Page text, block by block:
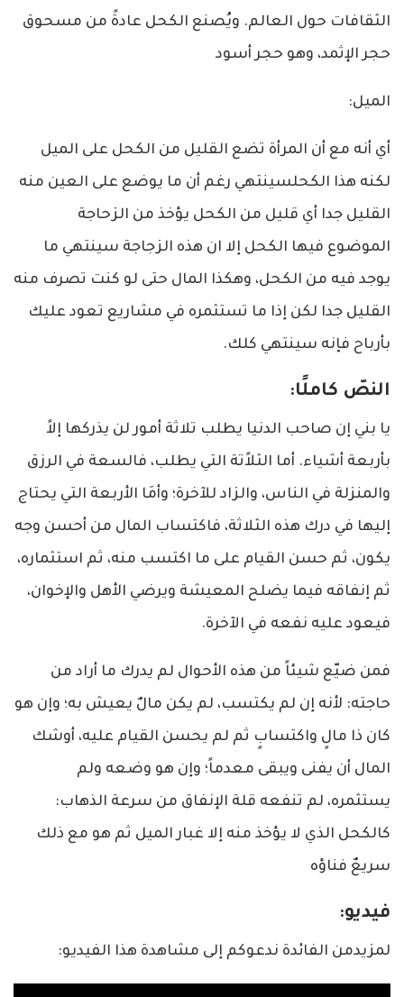
الثقافات حول العالم. ويُصنع الكحل عادةً من مسحوق
حجر الإثمد، وهو حجر أسود
الميل:
أي أنه مع أن المرأة تضع القليل من الكحل على الميل
لكنه هذا الكحلسينتهي رغم أن ما يوضع على العين منه
القليل جدا أي قليل من الكحل يؤخذ من الزحاجة
الموضوع فيها الكحل إلا ان هذه الزجاجة سينتهي ما
يوجد فيه من الكحل، وهكذا المال حتى لو كنت تصرف منه
القليل جدا لكن إذا ما تستثمره في مشاريع تعود عليك
بأرباح فإنه سينتهي كلك.
النصّ كاملًا:
يا بني إن صاحب الدنيا يطلب تلاثة أمور لن يذركها إ لا
بأربعة أشياء. أما الثلاًتة التي يطلب، فالسعة في الرزق
والمنزلة في الناس، والزاد للآخرة؛ وأمَا الأربعة التي يحتاج
إليها في درك هذه الثلاثة، فاكتساب المال من أحسن وجه
يكون، ثم حسن القيام على ما اكتسب منه، ثم استثماره،
ثم إنفاقه فيما يضلح المعيشة ويرضي الأهل والإخوان،
فيعود عليه نفعه في ا لآخرة.
فمن ضيّع شيئاً من هذه الأحوال لم يدرك ما أراد من
حاجته: لأنه إن لم يكتسب، لم يكن مالٌ يعيش به؛ وإن هو
كان ذا مالٍ واكتسابٍ ثم لم يحسن القيام عليه، أوشك
المال أن يفنى ويبقى معدماً؛ وإن هو وضعه ولم
يستثمره، لم تنفعه قلة الإنفاق من سرعة الذهاب:
كالكحل الذي لا يؤخذ منه إلا غبار الميل ثم هو مع ذلك
سريعٌ فناؤه
فيديو:
لمزيدمن الفائدة ندعوكم إلى مشاهدة هذا الفيديو: